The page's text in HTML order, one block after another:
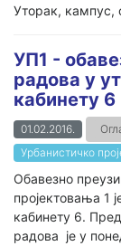
Уторак, кампус,
УП1 -
радова у
кабинету 6
01.02.2016.
Урбанистичко
Обавезно
пројектовања 1
кабинету 6.
радова је у